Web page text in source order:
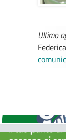
Ultimo
CASE